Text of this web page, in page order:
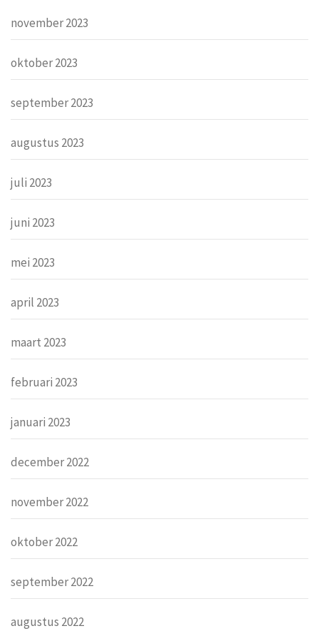
november 2023
oktober 2023
september 2023
augustus 2023
juli 2023
juni 2023
mei 2023
april 2023
maart 2023
februari 2023
januari 2023
december 2022
november 2022
oktober 2022
september 2022
augustus 2022